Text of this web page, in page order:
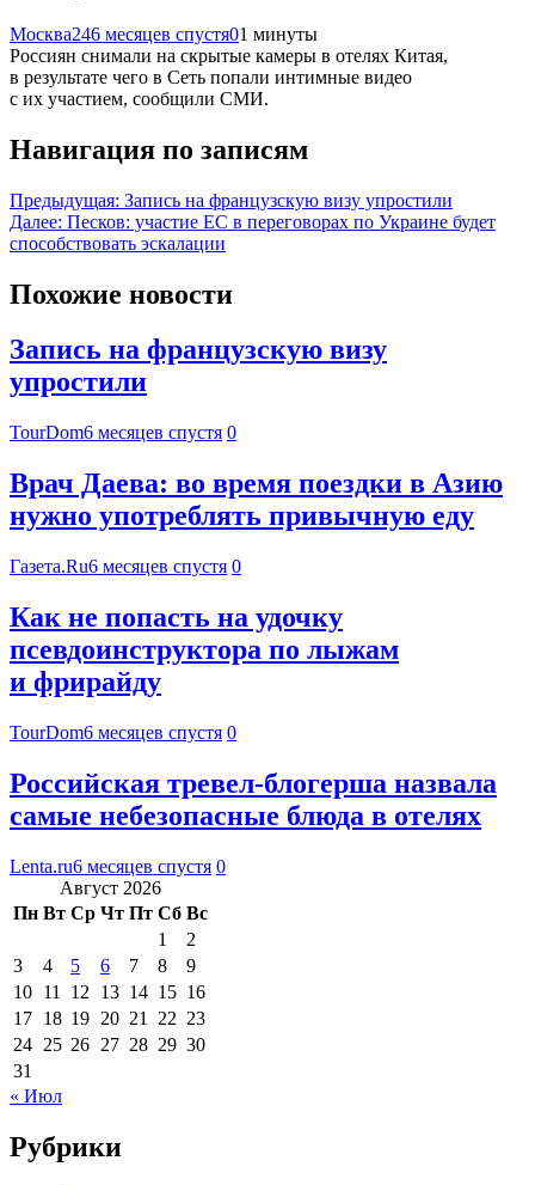
Москва246 месяцев спустя01 минуты
Россиян снимали на скрытые камеры в отелях Китая,
в результате чего в Сеть попали интимные видео
с их участием, сообщили СМИ.
Навигация по записям
Предыдущая: Запись на французскую визу упростили
Далее: Песков: участие ЕС в переговорах по Украине будет
способствовать эскалации
Похожие новости
Запись на французскую визу
упростили
TourDom6 месяцев спустя 0
Врач Даева: во время поездки в Азию
нужно употреблять привычную еду
Газета.Ru6 месяцев спустя 0
Как не попасть на удочку
псевдоинструктора по лыжам
и фрирайду
TourDom6 месяцев спустя 0
Российская тревел-блогерша назвала
самые небезопасные блюда в отелях
Lenta.ru6 месяцев спустя 0
Август 2026
Пн Вт Ср Чт Пт Сб Вс
1
2
3
4 5 6 7 8
9
10 11 12 13 14 15 16
17 18 19 20 21 22 23
24 25 26 27 28 29 30
31
« Июл
Рубрики